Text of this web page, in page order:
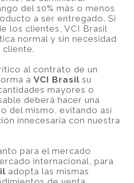
del 10% más o menos
a ser entregado. Si
los clientes, VCI Brasil
normal y sin necesidad
cliente.
al contrato de un
a VCI Brasil su
mayores o
deberá hacer una
del mismo, evitando así
innecesaria con nuestra
para el mercado
internacional, para
adopta las mismas